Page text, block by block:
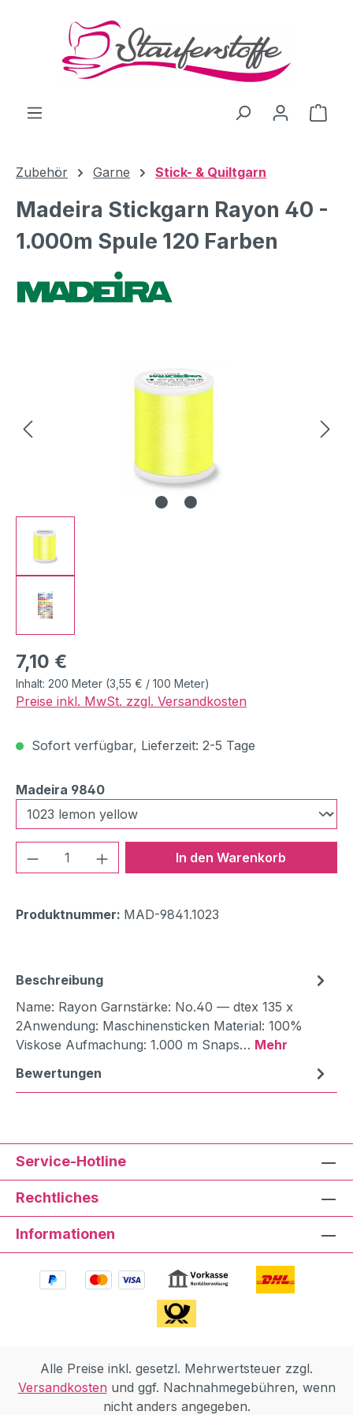
Zum Hauptinhalt springen
Zubehör Garne Stick- & Quiltgarn
Madeira Stickgarn Rayon 40 -
1.000m Spule 120 Farben
Regulärer Preis:
7,10 €
Inhalt: 200 Meter (3,55 € / 100 Meter)
Preise inkl. MwSt. zzgl. Versandkosten
Sofort verfügbar, Lieferzeit: 2-5 Tage
Madeira 9840auswählen
Produkt Anzahl: Gib denIn den Warenkorb
Produktnummer: MAD-9841.1023
Beschreibung
Name: Rayon Garnstärke: No.40 — dtex 135 x
2Anwendung: Maschinensticken Material: 100%
Viskose Aufmachung: 1.000 m Snaps… Mehr
Bewertungen
Service-Hotline
Rechtliches
Informationen
Alle Preise inkl. gesetzl. Mehrwertsteuer zzgl.
Versandkosten und ggf. Nachnahmegebühren, wenn
nicht anders angegeben.